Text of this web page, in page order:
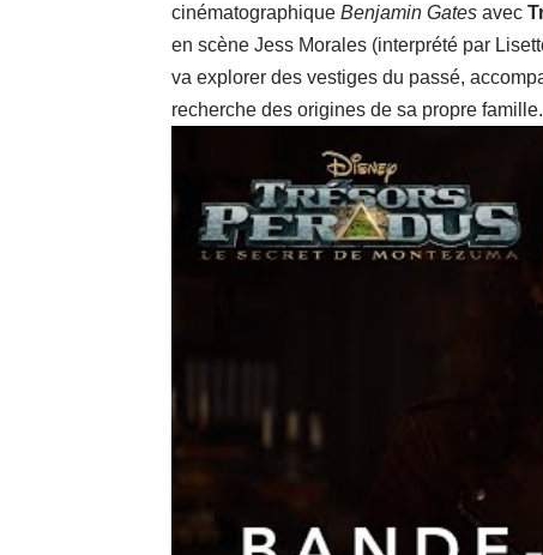
cinématographique Benjamin Gates avec
en scène Jess Morales (interprété par
va explorer des vestiges du passé,
recherche des origines de sa propre famille.